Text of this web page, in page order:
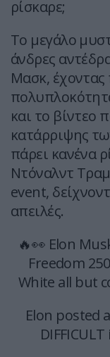
ρίσκαρε;
Το μεγάλο
άνδρες
Μασκ,
και το βίντεο
κατάρριψης
πάρει κανένα
Ντόναλντ
event,
απειλές.
🔥👀 Elon
Freedom
White all but
Elon posted